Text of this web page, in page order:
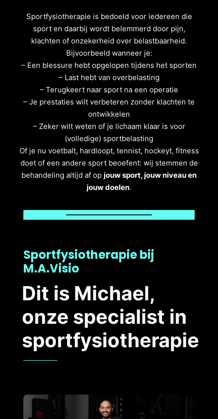
Sportfysiotherapie is bedoeld voor iedereen die
sport en daarbij wordt belemmerd door pijn,
klachten of onzekerheid over belastbaarheid.
Bijvoorbeeld wanneer je:
– Een blessure hebt opgelopen tijdens het sporten
– Last hebt van overbelasting
– Terugkeert naar sport na een operatie
– Je prestaties wilt verbeteren zonder klachten te
ontwikkelen
– Zeker wilt weten of je lichaam klaar is voor
(volledige) sportbelasting
Of je nu voetbalt, hardloopt, tennist, hockeyt, fitness
doet of een andere sport beoefent: wij stemmen de
behandeling altijd af op jouw sport, jouw niveau en
jouw doelen.
Sportfysiotherapie bij
M.A.Visio
Dit is Michael,
onze specialist in
sportfysiotherapie